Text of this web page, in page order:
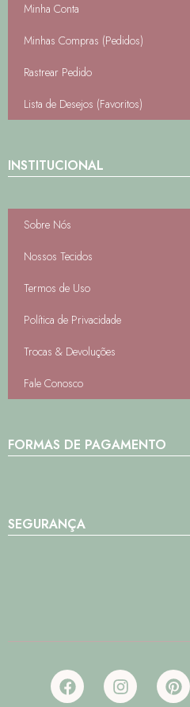
Minha Conta
Minhas Compras (Pedidos)
Rastrear Pedido
Lista de Desejos (Favoritos)
INSTITUCIONAL
Sobre Nós
Nossos Tecidos
Termos de Uso
Política de Privacidade
Trocas & Devoluções
Fale Conosco
FORMAS DE PAGAMENTO
SEGURANÇA